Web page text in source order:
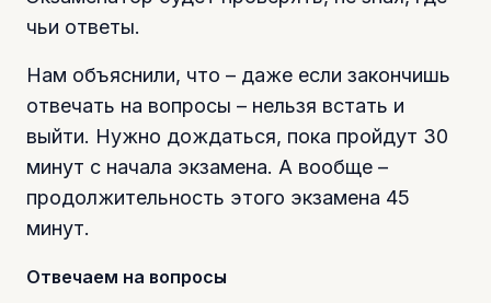
чьи ответы.
Нам объяснили, что – даже если закончишь
отвечать на вопросы – нельзя встать и
выйти. Нужно дождаться, пока пройдут 30
минут с начала экзамена. А вообще –
продолжительность этого экзамена 45
минут.
Отвечаем на вопросы